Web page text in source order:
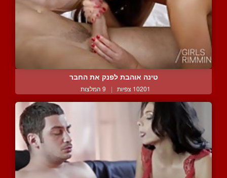
טינה אוהבת לפנק את החבר
10201 צפיות | 9 המלצות